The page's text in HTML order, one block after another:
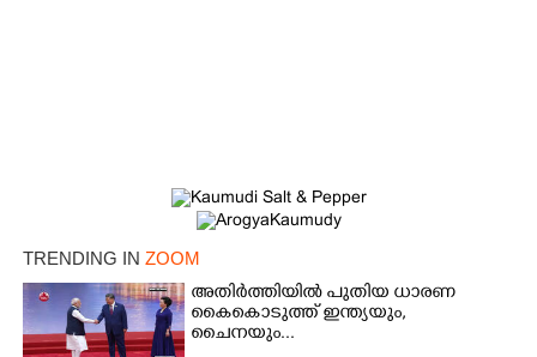
TRENDING IN ZOOM
അതിർത്തിയിൽ പുതിയ ധാരണ
കൈകൊടുത്ത് ഇന്ത്യയും,
ചൈനയും...
Share this link